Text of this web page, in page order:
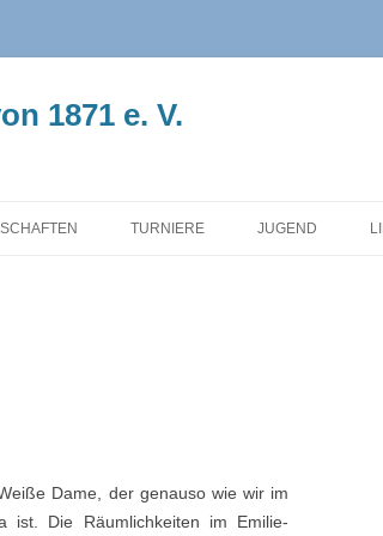
1871 e. V.
TURNIERE JUGEND
Dame, der genauso wie wir im
ist. Die Räumlichkeiten im Emilie-